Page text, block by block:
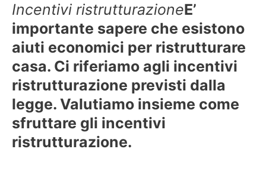
Incentivi ristrutturazioneE’
importante sapere che esistono
aiuti economici per ristrutturare
casa. Ci riferiamo agli incentivi
ristrutturazione previsti dalla
legge. Valutiamo insieme come
sfruttare gli incentivi
ristrutturazione.